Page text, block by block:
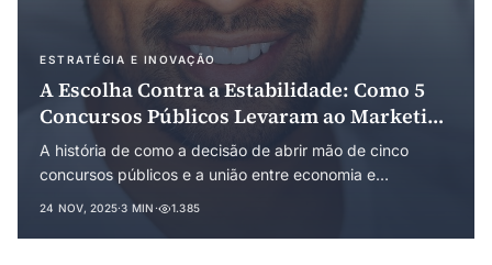
ESTRATÉGIA E INOVAÇÃO
A Escolha Contra a Estabilidade: Como 5
Concursos Públicos Levaram ao Marketing
de Verdade
A história de como a decisão de abrir mão de cinco
concursos públicos e a união entre economia e
24 NOV, 2025·3 MIN · 1.385